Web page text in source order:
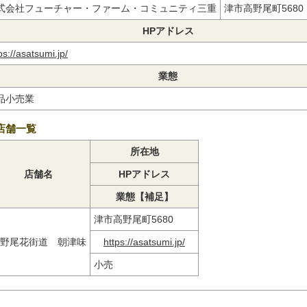
会社フューチャー・ファーム・コミュニティ三重 津市高野尾町
HPアドレス
asatsumi.jp/
業態
小売業
舗一覧
店舗名
所在地
HPアドレス
業態【補足】
尾花街道 朝津味
津市高野尾町5680
https://asatsumi.jp/
小売